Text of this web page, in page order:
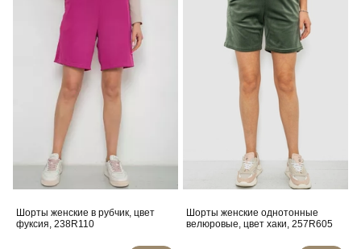
Шорты женские в рубчик, цвет
фуксия, 238R110
Шорты женские однотонные
велюровые, цвет хаки, 257R605